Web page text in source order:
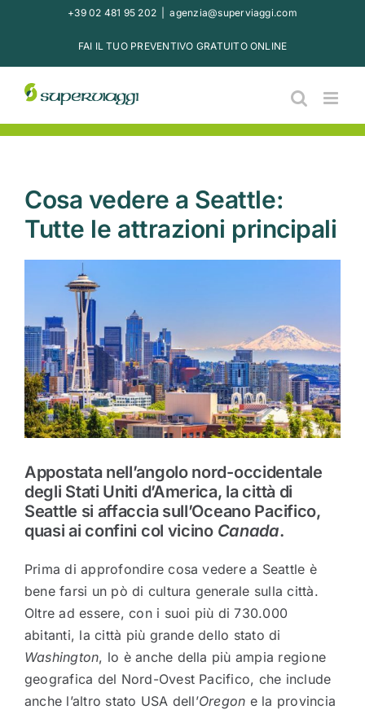
+39 02 481 95 202 agenzia@superviaggi.com
FAI IL TUO PREVENTIVO GRATUITO ONLINE
Cosa vedere a Seattle:
Tutte le attrazioni principali
Ingrandisci
immagine
Appostata nell’angolo nord-occidentale
degli Stati Uniti d’America, la città di
Seattle si affaccia sull’Oceano Pacifico,
quasi ai confini col vicino Canada.
Prima di approfondire cosa vedere a Seattle è
bene farsi un pò di cultura generale sulla città.
Oltre ad essere, con i suoi più di 730.000
abitanti, la città più grande dello stato di
Washington, lo è anche della più ampia regione
geografica del Nord-Ovest Pacifico, che include
anche l’altro stato USA dell’Oregon e la provincia